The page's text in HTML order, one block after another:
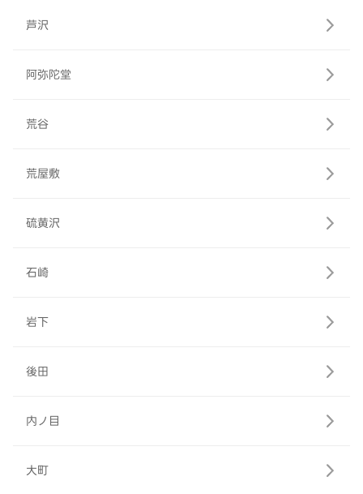
芦沢
阿弥陀堂
荒谷
荒屋敷
硫黄沢
石崎
岩下
後田
内ノ目
大町